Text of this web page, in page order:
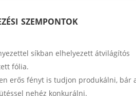
szempontok
síkban elhelyezett átvilágítós
fólia.
erős fényt is tudjon produkálni, bár
nehéz konkurálni.